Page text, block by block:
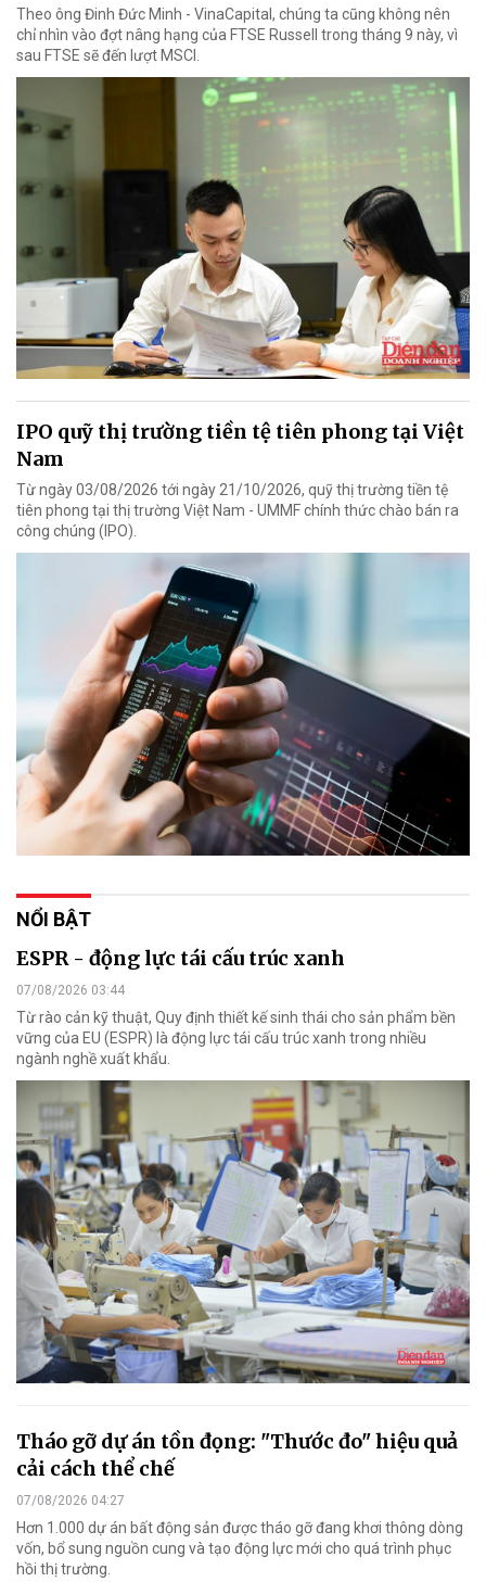
Theo ông Đinh Đức Minh - VinaCapital, chúng ta cũng không nên
chỉ nhìn vào đợt nâng hạng của FTSE Russell trong tháng 9 này, vì
sau FTSE sẽ đến lượt MSCI.
IPO quỹ thị trường tiền tệ tiên phong tại Việt
Nam
Từ ngày 03/08/2026 tới ngày 21/10/2026, quỹ thị trường tiền tệ
tiên phong tại thị trường Việt Nam - UMMF chính thức chào bán ra
công chúng (IPO).
NỔI BẬT
ESPR - động lực tái cấu trúc xanh
07/08/2026 03:44
Từ rào cản kỹ thuật, Quy định thiết kế sinh thái cho sản phẩm bền
vững của EU (ESPR) là động lực tái cấu trúc xanh trong nhiều
ngành nghề xuất khẩu.
Tháo gỡ dự án tồn đọng: "Thước đo" hiệu quả
cải cách thể chế
07/08/2026 04:27
Hơn 1.000 dự án bất động sản được tháo gỡ đang khơi thông dòng
vốn, bổ sung nguồn cung và tạo động lực mới cho quá trình phục
hồi thị trường.